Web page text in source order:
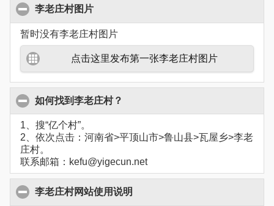
李老庄村图片
暂时没有李老庄村图片
点击这里发布第一张李老庄村图片
如何找到李老庄村？
1、搜“亿个村”。
2、依次点击：河南省>平顶山市>鲁山县>瓦屋乡>李老
庄村。
联系邮箱：kefu@yigecun.net
李老庄村网站使用说明